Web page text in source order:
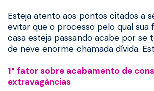
Esteja atento aos pontos citados a
evitar que o processo pelo qual sua
casa esteja passando acabe por se
de neve enorme chamada dívida.
1° fator sobre acabamento de
extravagâncias